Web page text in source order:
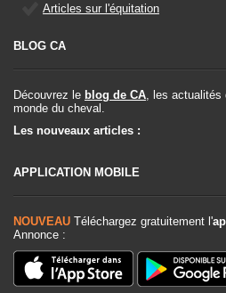
Articles sur l'équitation
BLOG CA
Découvrez le blog de CA , les
monde du cheval.
Les nouveaux articles :
APPLICATION MOBILE
NOUVEAU Téléchargez gratuitement l'
Annonce :